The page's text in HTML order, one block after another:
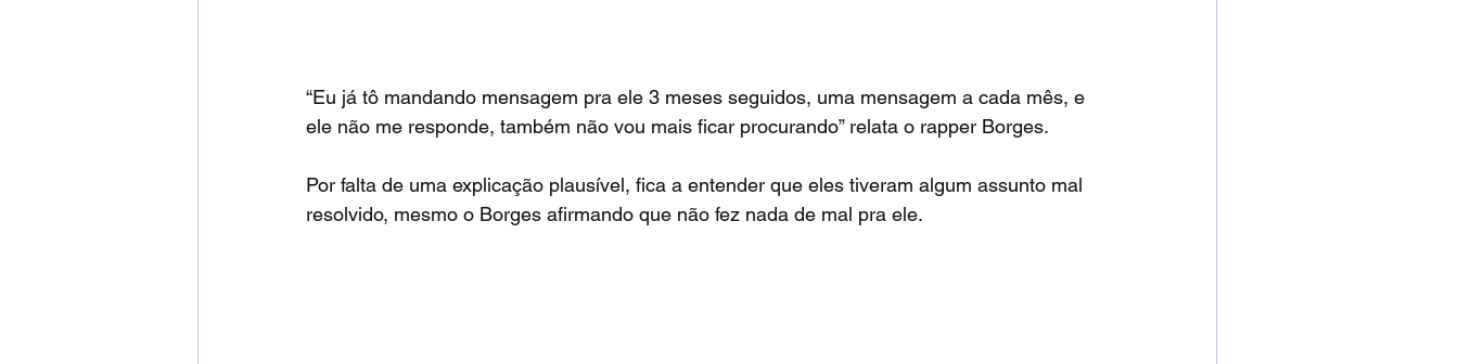
“Eu já tô mandando mensagem pra ele 3 meses seguidos, uma mensagem a cada mês, e
ele não me responde, também não vou mais ficar procurando” relata o rapper Borges.
Por falta de uma explicação plausível, fica a entender que eles tiveram algum assunto mal
resolvido, mesmo o Borges afirmando que não fez nada de mal pra ele.